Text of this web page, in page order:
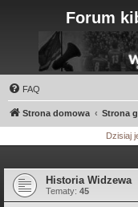
Forum
FAQ
Strona domowa Strona
Dzisiaj
Historia Widzewa
Tematy: 45